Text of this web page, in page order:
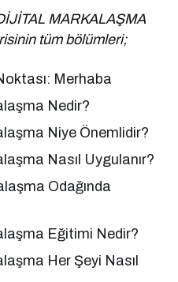
MARKALAŞMA
tüm bölümleri;
Merhaba
Nedir?
Niye Önemlidir?
Nasıl Uygulanır?
Odağında
Eğitimi Nedir?
Her Şeyi Nasıl